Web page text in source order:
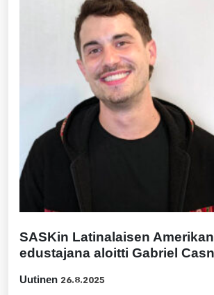
SASKin Latinalaisen
edustajana aloitti Gabriel
Uutinen 26.8.2025